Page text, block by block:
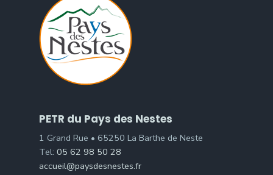
PETR du Pays des Nestes
1 Grand Rue • 65250 La Barthe de Neste
Tel: 05 62 98 50 28
accueil@paysdesnestes.fr